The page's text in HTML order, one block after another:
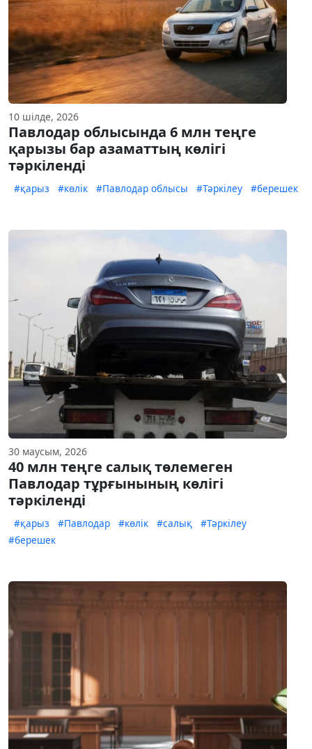
10 шілде, 2026
Павлодар облысында 6 млн теңге
қарызы бар азаматтың көлігі
тәркіленді
#қарыз #көлік #Павлодар облысы #Тәркілеу #берешек
30 маусым, 2026
40 млн теңге салық төлемеген
Павлодар тұрғынының көлігі
тәркіленді
#қарыз #Павлодар #көлік #салық
#Тәркілеу
#берешек